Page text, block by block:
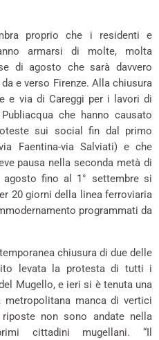
proprio che i residenti e
armarsi di molte, molta
di agosto che sarà davvero
e verso Firenze. Alla chiusura
e via di Careggi per i lavori di
che hanno causato
sui social fin dal primo
Faentina-via Salviati) e che
pausa nella seconda metà di
agosto fino al 1° settembre si
20 giorni della linea ferroviaria
programmati da
chiusura di due delle
levata la protesta di tutti i
Mugello, e ieri si è tenuta una
manca di vertici
non sono andate nella
cittadini mugellani. “Il